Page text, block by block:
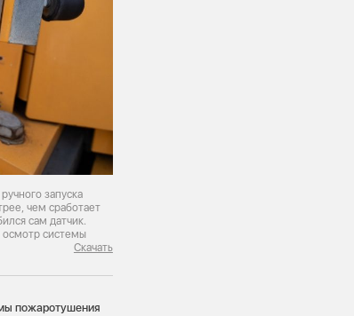
запуска
чем сработает
сам датчик.
осмотр системы
Скачать
пожаротушения